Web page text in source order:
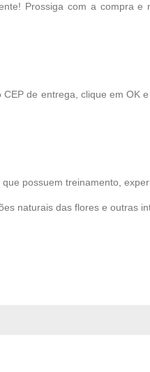
Prossiga com a compra
de entrega, clique em
possuem treinamento,
naturais das flores e outras